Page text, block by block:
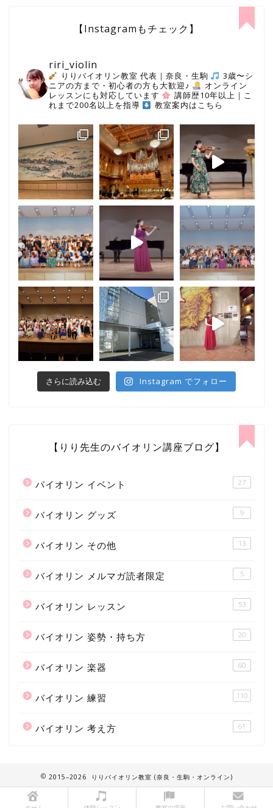
【Instagramもチェック】
riri_violin
りりバイオリン教室 代表｜奈良・生駒
3歳〜シ
ニアの方まで・初心者の方も大歓迎♪
オンライン
レッスンにも対応しています
講師歴10年以上｜こ
れまで200名以上を指導
教室案内はこちら
さらに読み込む Instagram でフォロー
【りり先生のバイオリン講座ブログ】
バイオリン イベント 27
バイオリン グッズ 9
バイオリン その他 13
バイオリン メルマガ読者限定 5
バイオリン レッスン 53
バイオリン 姿勢・持ち方 20
バイオリン 楽器 60
バイオリン 練習 110
バイオリン 考え方 61
2015–2026 りりバイオリン教室 (奈良・生駒・オンライン)